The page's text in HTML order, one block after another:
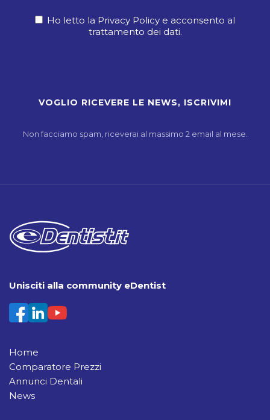
Ho letto la Privacy Policy e acconsento al
trattamento dei dati.
Non facciamo spam, riceverai al massimo 2 email al mese.
Unisciti alla community eDentist
Home
Comparatore Prezzi
Annunci Dentali
News